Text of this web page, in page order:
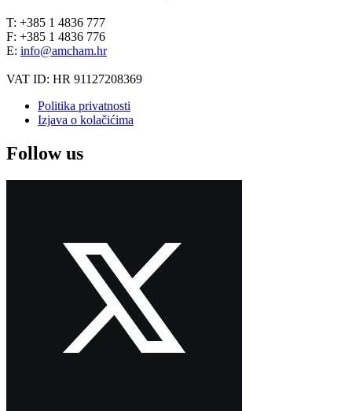
T: +385 1 4836 777
F: +385 1 4836 776
E: info@amcham.hr
VAT ID: HR 91127208369
Politika privatnosti
Izjava o kolačićima
Follow us